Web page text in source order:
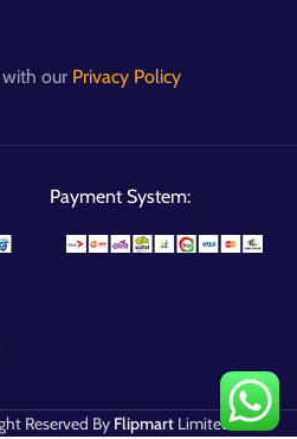
our Privacy Policy
Payment System:
Reserved By Flipmart Limited